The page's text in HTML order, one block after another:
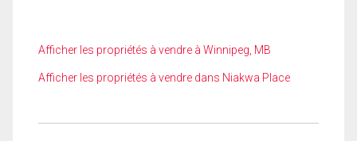
Afficher les propriétés à vendre à Winnipeg, MB
Afficher les propriétés à vendre dans Niakwa Place